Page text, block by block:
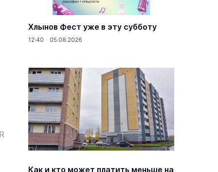
Хлынов Фест уже в эту субботу
12:40 05.08.2026
Как и кто может платить меньше на